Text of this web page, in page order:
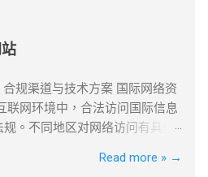
规渠道与技术方案 国际网络资
联网环境中，合法访问国际信息
。不同地区对网络访问有具体
通道以及企业级VPN解决方
Read more » →